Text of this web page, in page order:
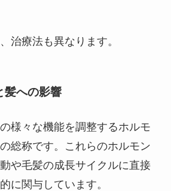
治療法も異なります。
髪への影響
様々な機能を調整するホルモ
総称です。これらのホルモン
や毛髪の成長サイクルに直接
に関与しています。